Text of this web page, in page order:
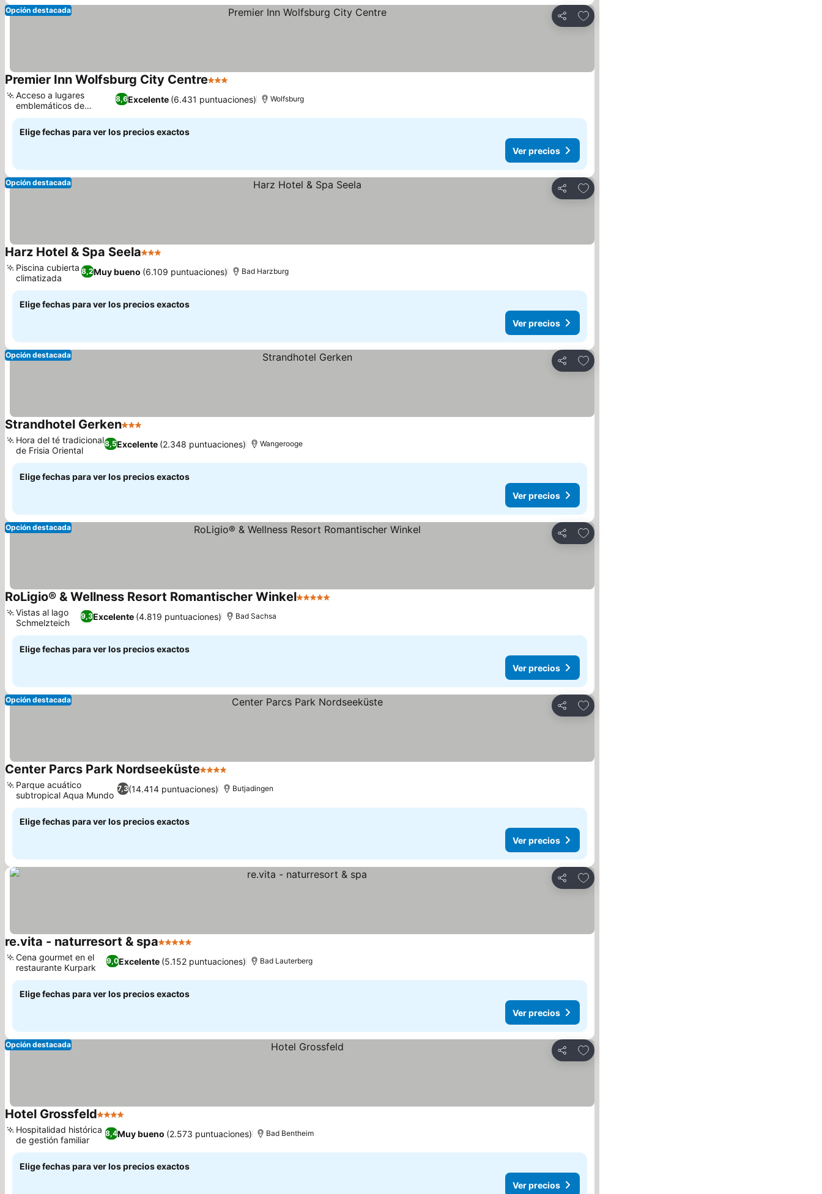
Compartir
Agregar a favoritos
Opción destacada
Premier Inn Wolfsburg City Centre3 Estrellas
8,6Excelente (6.431 puntuaciones)
Acceso a lugares
emblemáticos de
Wolfsburg
Wolfsburg
Elige fechas para ver los precios exactos
Ver precios
Compartir
Agregar a favoritos
Opción destacada
Harz Hotel & Spa Seela3 Estrellas
8,2Muy bueno (6.109 puntuaciones)
Piscina cubierta
climatizada
Bad Harzburg
Elige fechas para ver los precios exactos
Ver precios
Compartir
Agregar a favoritos
Opción destacada
Strandhotel Gerken3 Estrellas
8,5Excelente (2.348 puntuaciones)
Hora del té tradicional
de Frisia Oriental
Wangerooge
Elige fechas para ver los precios exactos
Ver precios
Compartir
Agregar a favoritos
Opción destacada
RoLigio® & Wellness Resort Romantischer Winkel5 Estrellas
9,3Excelente (4.819 puntuaciones)
Vistas al lago
Schmelzteich
Bad Sachsa
Elige fechas para ver los precios exactos
Ver precios
Compartir
Agregar a favoritos
Opción destacada
Center Parcs Park Nordseeküste4 Estrellas
7,3(14.414 puntuaciones)
Parque acuático
subtropical Aqua Mundo
Butjadingen
Elige fechas para ver los precios exactos
Ver precios
Compartir
Agregar a favoritos
re.vita - naturresort & spa5 Estrellas
9,0Excelente (5.152 puntuaciones)
Cena gourmet en el
restaurante Kurpark
Bad Lauterberg
Elige fechas para ver los precios exactos
Ver precios
Compartir
Agregar a favoritos
Opción destacada
Hotel Grossfeld4 Estrellas
8,4Muy bueno (2.573 puntuaciones)
Hospitalidad histórica
de gestión familiar
Bad Bentheim
Elige fechas para ver los precios exactos
Ver precios